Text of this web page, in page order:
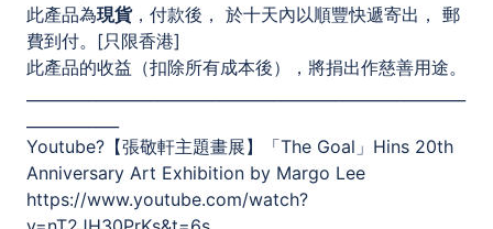
此產品為現貨，付款後， 於十天內以順豐快遞寄出， 郵
費到付。[只限香港]
此產品的收益（扣除所有成本後），將捐出作慈善用途。
Youtube?【張敬軒主題畫展】「The Goal」Hins 20th
Anniversary Art Exhibition by Margo Lee
https://www.youtube.com/watch?